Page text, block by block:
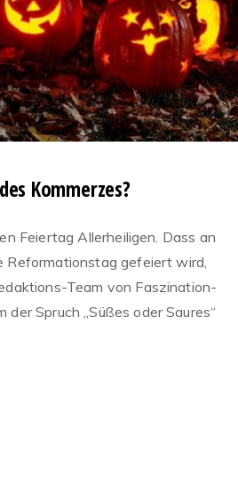
Kommerzes?
Feiertag Allerheiligen. Dass an
Reformationstag gefeiert wird,
Team von Faszination-
Spruch „Süßes oder Saures“